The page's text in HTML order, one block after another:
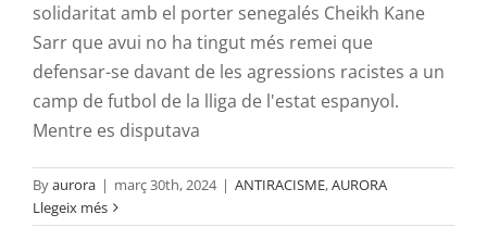
solidaritat amb el porter senegalés Cheikh Kane
Sarr que avui no ha tingut més remei que
defensar-se davant de les agressions racistes a un
camp de futbol de la lliga de l'estat espanyol.
Mentre es disputava
Byaurora | març 30th, 2024 | ANTIRACISME,AURORA
Llegeix més
L’Aurora participa en les activitats del
Projecte Romalda a l’IES Jaume I de